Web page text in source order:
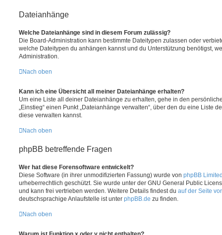
Dateianhänge
Welche Dateianhänge sind in diesem Forum zulässig?
Die Board-Administration kann bestimmte Dateitypen zulassen oder
welche Dateitypen du anhängen kannst und du Unterstützung benötigst,
Administration.
Nach oben
Kann ich eine Übersicht all meiner Dateianhänge erhalten?
Um eine Liste all deiner Dateianhänge zu erhalten, gehe in den
„Einstieg“ einen Punkt „Dateianhänge verwalten“, über den du eine Liste
diese verwalten kannst.
Nach oben
phpBB betreffende Fragen
Wer hat diese Forensoftware entwickelt?
Diese Software (in ihrer unmodifizierten Fassung) wurde von phpBB
urheberrechtlich geschützt. Sie wurde unter der GNU General Public
und kann frei vertrieben werden. Weitere Details findest du auf der Seite
deutschsprachige Anlaufstelle ist unter phpBB.de zu finden.
Nach oben